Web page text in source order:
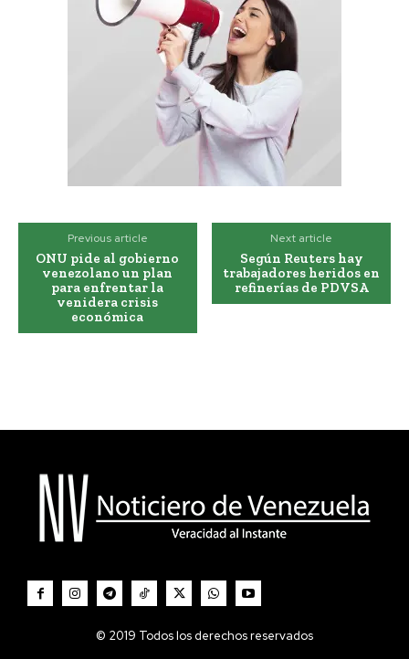
Previous article
ONU pide al gobierno
venezolano un plan
para enfrentar la
venidera crisis
económica
Next article
Según Reuters hay
trabajadores heridos en
refinerías de PDVSA
© 2019 Todos los derechos reservados